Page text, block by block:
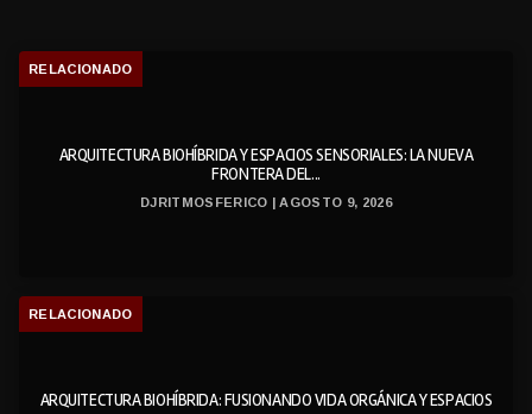
RELACIONADO
ARQUITECTURA BIOHÍBRIDA Y ESPACIOS SENSORIALES: LA NUEVA
FRONTERA DEL...
DJRITMOSFERICO | AGOSTO 9, 2026
RELACIONADO
ARQUITECTURA BIOHÍBRIDA: FUSIONANDO VIDA ORGÁNICA Y ESPACIOS